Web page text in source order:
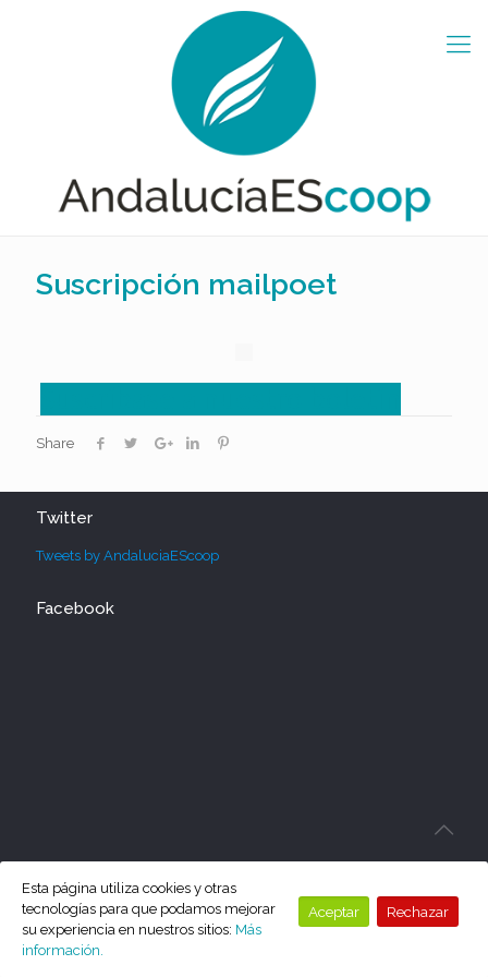
Suscripción mailpoet
Share
Twitter
Tweets by AndaluciaEScoop
Facebook
Esta página utiliza cookies y otras
tecnologías para que podamos mejorar
su experiencia en nuestros sitios: Más
información.
Aceptar Rechazar